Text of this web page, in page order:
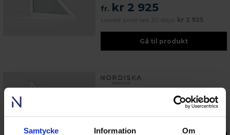
Samtycke Information Om
fr. kr 2 925
Lowest price last 30 days: kr 2 925
Gå til produkt
Fastkarm skråvindu aluminium 3-lags